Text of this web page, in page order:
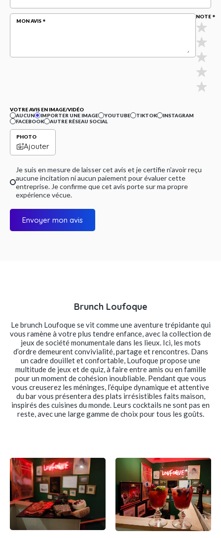
MON AVIS
NOTE
VOTRE AVIS EN IMAGE/VIDÉO
AUCUN
IMPORTER UNE IMAGE YOUTUBE TIKTOK
INSTAGRAM
FACEBOOK
AUTRE RÉSEAU SOCIAL
PHOTO
Ajouter
Je suis en mesure de laisser cet avis et je certifie n'avoir reçu
aucune incitation ni aucun paiement pour évaluer cette
entreprise. Je confirme que cet avis porte sur ma propre
expérience vécue.
Envoyer mon avis
Brunch Loufoque
Le brunch Loufoque se vit comme une aventure trépidante qui
vous ramène à votre plus tendre enfance, avec la collection de
jeux de société monumentale dans les lieux. Ici, les mots
d’ordre demeurent convivialité, partage et rencontres. Dans
un cadre douillet et confortable, Loufoque propose une
multitude de jeux et de quiz, à faire entre amis ou en famille
pour un moment de cohésion inoubliable. Pendant que vous
vous creuserez les méninges, l’équipe dynamique et attentive
du bar vous présentera des plats irrésistibles faits maison,
inspirés des cuisines du monde. Leurs cocktails ne sont pas en
reste, avec une large gamme de choix pour tous les goûts.